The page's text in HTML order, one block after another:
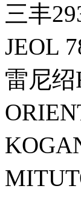
三丰
JEOL
雷尼绍